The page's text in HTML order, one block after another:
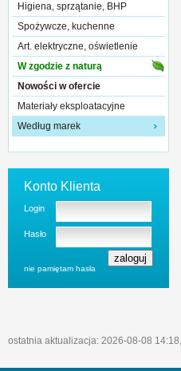
Higiena, sprzątanie, BHP
Spożywcze, kuchenne
Art. elektryczne, oświetlenie
W zgodzie z naturą
Nowości w ofercie
Materiały eksploatacyjne
Według marek
Konto Klienta
Login
Hasło
nie pamiętam hasła
ostatnia aktualizacja: 2026-08-08